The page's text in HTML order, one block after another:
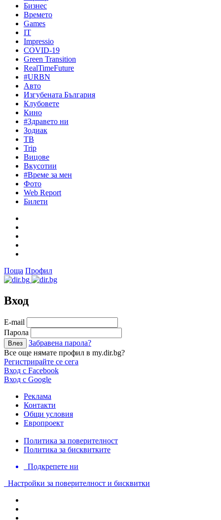
Бизнес
Времето
Games
IT
Impressio
COVID-19
Green Transition
RealTimeFuture
#URBN
Авто
Изгубената България
Клубовете
Кино
#Здравето ни
Зодиак
ТВ
Trip
Вицове
Вкусотии
#Време за мен
Фото
Web Report
Билети
Поща Профил
Вход
Е-mail
Парола
Забравена парола?
Все още нямате профил в my.dir.bg?
Регистрирайте се сега
Вход с Facebook
Вход с Google
Реклама
Контакти
Общи условия
Европроект
Политика за поверителност
Политика за бисквитките
Подкрепете ни
Настройки за поверителност и бисквитки